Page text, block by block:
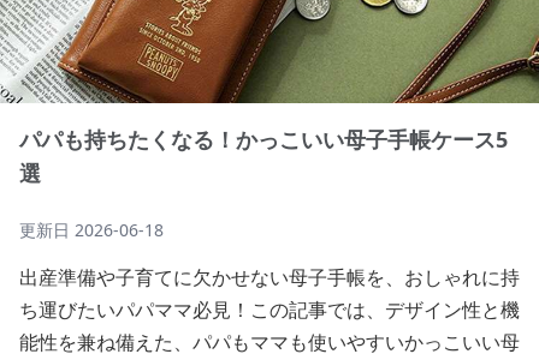
パパも持ちたくなる！かっこいい母子手帳ケース5
選
更新日 2026-06-18
出産準備や子育てに欠かせない母子手帳を、おしゃれに持
ち運びたいパパママ必見！この記事では、デザイン性と機
能性を兼ね備えた、パパもママも使いやすいかっこいい母